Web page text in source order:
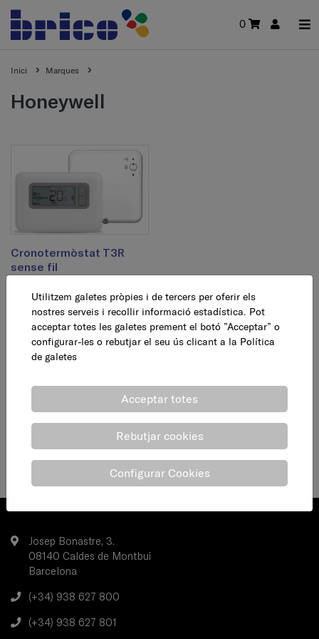
0
Inici Marques
honeywell
Cronotermòstat T3R
sense fil
204,49 € AFEGEIX
Josep Bonastre, 3.
08140 Caldes de Montbui
Barcelona
(+34) 938 627 800
(+34) 938 627 801
Utilitzem galetes pròpies i de tercers per oferir els
nostres serveis i recollir informació estadística. Pot
acceptar totes les galetes prement el botó ”Acceptar” o
configurar-les o rebutjar el seu ús clicant a la Política
de galetes
Acceptar totes
Rebutjar cookies
Configurar Cookies